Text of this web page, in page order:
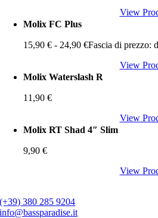
View
Molix FC Plus
15,90€ - 24,90€Fascia di prezzo:
View
Molix Waterslash R
11,90€
View
Molix RT Shad 4″ Slim
9,90€
View
(+39) 380 285 9204
info@bassparadise.it